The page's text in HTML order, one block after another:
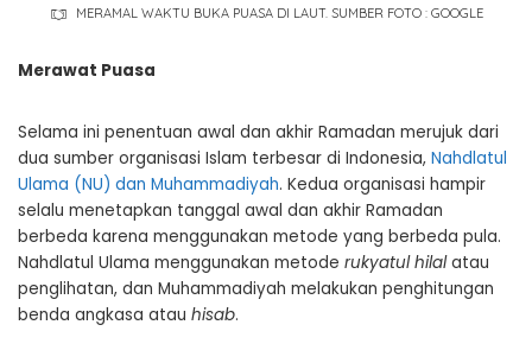
MERAMAL WAKTU BUKA PUASA DI LAUT. SUMBER FOTO : GOOGLE
Merawat Puasa
Selama ini penentuan awal dan akhir Ramadan merujuk dari
dua sumber organisasi Islam terbesar di Indonesia, Nahdlatul
Ulama (NU) dan Muhammadiyah. Kedua organisasi hampir
selalu menetapkan tanggal awal dan akhir Ramadan
berbeda karena menggunakan metode yang berbeda pula.
Nahdlatul Ulama menggunakan metode rukyatul hilalatau
penglihatan, dan Muhammadiyah melakukan penghitungan
benda angkasa atau hisab.